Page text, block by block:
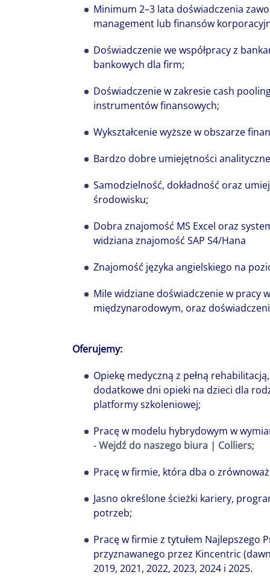
Minimum 2–3 lata doświadczenia
management lub finansów
Doświadczenie we współpracy z
bankowych dla firm;
Doświadczenie w zakresie cash
instrumentów finansowych;
Wykształcenie wyższe w obszarze
Bardzo dobre umiejętności
Samodzielność, dokładność oraz
środowisku;
Dobra znajomość MS Excel oraz
widziana znajomość SAP S4/Hana
Znajomość języka angielskiego na
Mile widziane doświadczenie w pracy
międzynarodowym, oraz
Oferujemy:
Opiekę medyczną z pełną
dodatkowe dni opieki na dzieci dla
platformy szkoleniowej;
Pracę w modelu hybrydowym w
-Wejdź do naszego biura | Colliers;
Pracę w firmie, która dba o
Jasno określone ścieżki kariery,
potrzeb;
Pracę w firmie z tytułem Najlepszego
przyznawanego przez Kincentric
2019, 2021, 2022, 2023, 2024 i 2025.